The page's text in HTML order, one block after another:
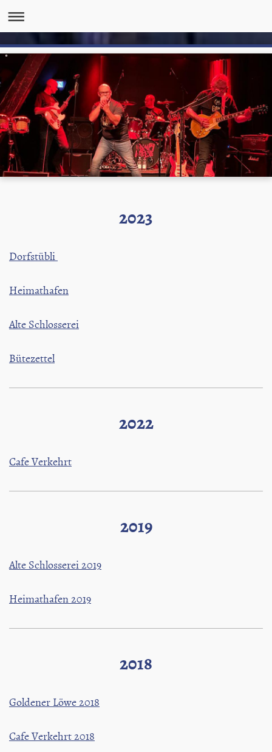
2023
Dorfstübli
Heimathafen
Alte Schlosserei
Bütezettel
2022
Cafe Verkehrt
2019
Alte Schlosserei 2019
Heimathafen 2019
2018
Goldener Löwe 2018
Cafe Verkehrt 2018